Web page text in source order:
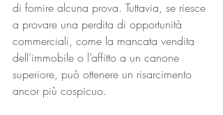
di fornire alcuna prova. Tuttavia, se riesce
a provare una perdita di opportunità
commerciali, come la mancata vendita
dell’immobile o l’affitto a un canone
superiore, può ottenere un risarcimento
ancor più cospicuo.